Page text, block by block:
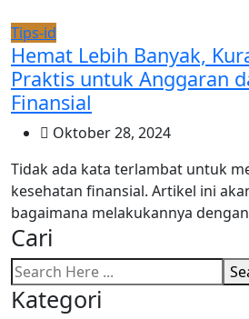
Tips-id
Hemat Lebih Banyak,
Praktis untuk Anggaran
Finansial
Oktober 28, 2024
Tidak ada kata terlambat untuk
kesehatan finansial. Artikel ini
bagaimana melakukannya
Cari
Kategori